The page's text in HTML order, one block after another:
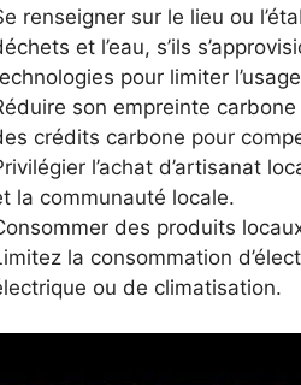
renseigner sur le lieu ou
et l’eau, s’ils
pour limiter
son empreinte
crédits carbone pour
l’achat d’artisanat
la communauté locale.
des produits
la consommation
ou de climatisation.